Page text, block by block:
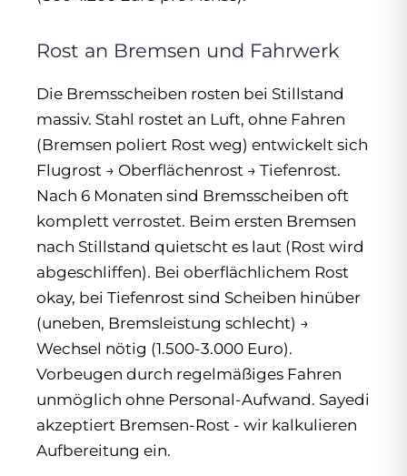
Rost an Bremsen und Fahrwerk
Die Bremsscheiben rosten bei Stillstand
massiv. Stahl rostet an Luft, ohne Fahren
(Bremsen poliert Rost weg) entwickelt sich
Flugrost → Oberflächenrost → Tiefenrost.
Nach 6 Monaten sind Bremsscheiben oft
komplett verrostet. Beim ersten Bremsen
nach Stillstand quietscht es laut (Rost wird
abgeschliffen). Bei oberflächlichem Rost
okay, bei Tiefenrost sind Scheiben hinüber
(uneben, Bremsleistung schlecht) →
Wechsel nötig (1.500-3.000 Euro).
Vorbeugen durch regelmäßiges Fahren
unmöglich ohne Personal-Aufwand. Sayedi
akzeptiert Bremsen-Rost - wir kalkulieren
Aufbereitung ein.